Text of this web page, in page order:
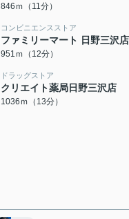
846ｍ（11分）
コンビニエンスストア
ファミリーマート 日野三沢店
951ｍ（12分）
ドラッグストア
クリエイト薬局日野三沢店
1036ｍ（13分）